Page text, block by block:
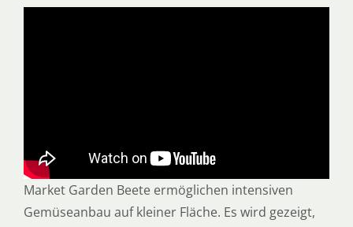
Market Garden Beete ermöglichen intensiven
Gemüseanbau auf kleiner Fläche. Es wird gezeigt,